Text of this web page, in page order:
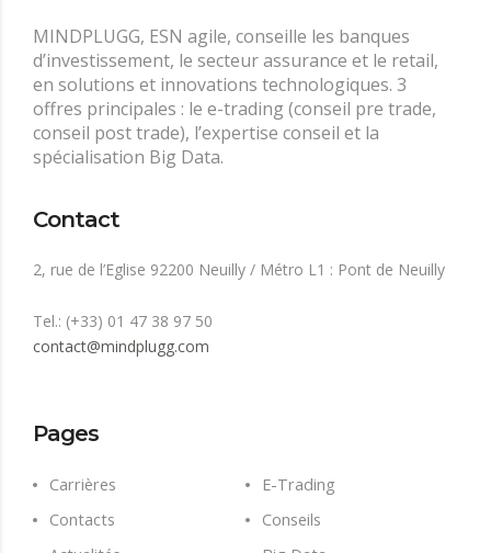
MINDPLUGG, ESN agile, conseille les banques
d’investissement, le secteur assurance et le retail,
en solutions et innovations technologiques. 3
offres principales : le e-trading (conseil pre trade,
conseil post trade), l’expertise conseil et la
spécialisation Big Data.
Contact
2, rue de l’Eglise 92200 Neuilly / Métro L1 : Pont de Neuilly
Tel.: (+33) 01 47 38 97 50
contact@mindplugg.com
Pages
Carrières
E-Trading
Contacts
Conseils